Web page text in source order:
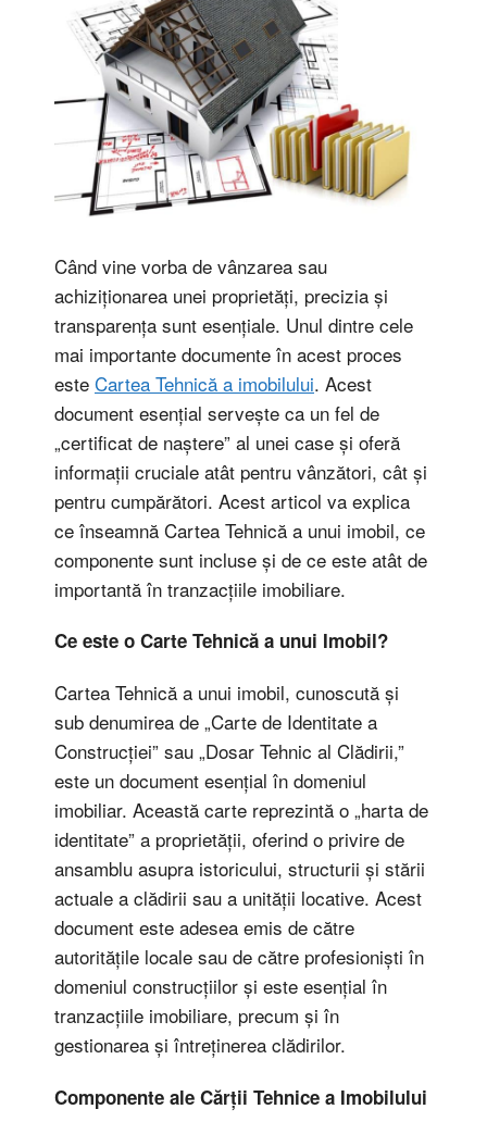
Când vine vorba de vânzarea sau
achiziționarea unei proprietăți, precizia și
transparența sunt esențiale. Unul dintre cele
mai importante documente în acest proces
este Cartea Tehnică a imobilului. Acest
document esențial servește ca un fel de
„certificat de naștere” al unei case și oferă
informații cruciale atât pentru vânzători, cât și
pentru cumpărători. Acest articol va explica
ce înseamnă Cartea Tehnică a unui imobil, ce
componente sunt incluse și de ce este atât de
importantă în tranzacțiile imobiliare.
Ce este o Carte Tehnică a unui Imobil?
Cartea Tehnică a unui imobil, cunoscută și
sub denumirea de „Carte de Identitate a
Construcției” sau „Dosar Tehnic al Clădirii,”
este un document esențial în domeniul
imobiliar. Această carte reprezintă o „harta de
identitate” a proprietății, oferind o privire de
ansamblu asupra istoricului, structurii și stării
actuale a clădirii sau a unității locative. Acest
document este adesea emis de către
autoritățile locale sau de către profesioniști în
domeniul construcțiilor și este esențial în
tranzacțiile imobiliare, precum și în
gestionarea și întreținerea clădirilor.
Componente ale Cărții Tehnice a Imobilului